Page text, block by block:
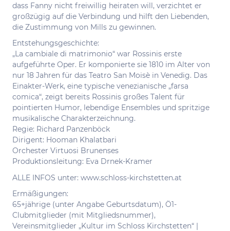
dass Fanny nicht freiwillig heiraten will, verzichtet er
großzügig auf die Verbindung und hilft den Liebenden,
die Zustimmung von Mills zu gewinnen.
Entstehungsgeschichte:
„La cambiale di matrimonio“ war Rossinis erste
aufgeführte Oper. Er komponierte sie 1810 im Alter von
nur 18 Jahren für das Teatro San Moisè in Venedig. Das
Einakter-Werk, eine typische venezianische „farsa
comica“, zeigt bereits Rossinis großes Talent für
pointierten Humor, lebendige Ensembles und spritzige
musikalische Charakterzeichnung.
Regie: Richard Panzenböck
Dirigent: Hooman Khalatbari
Orchester Virtuosi Brunenses
Produktionsleitung: Eva Drnek-Kramer
ALLE INFOS unter: www.schloss-kirchstetten.at
Ermäßigungen:
65+jährige (unter Angabe Geburtsdatum), Ö1-
Clubmitglieder (mit Mitgliedsnummer),
Vereinsmitglieder „Kultur im Schloss Kirchstetten“ |